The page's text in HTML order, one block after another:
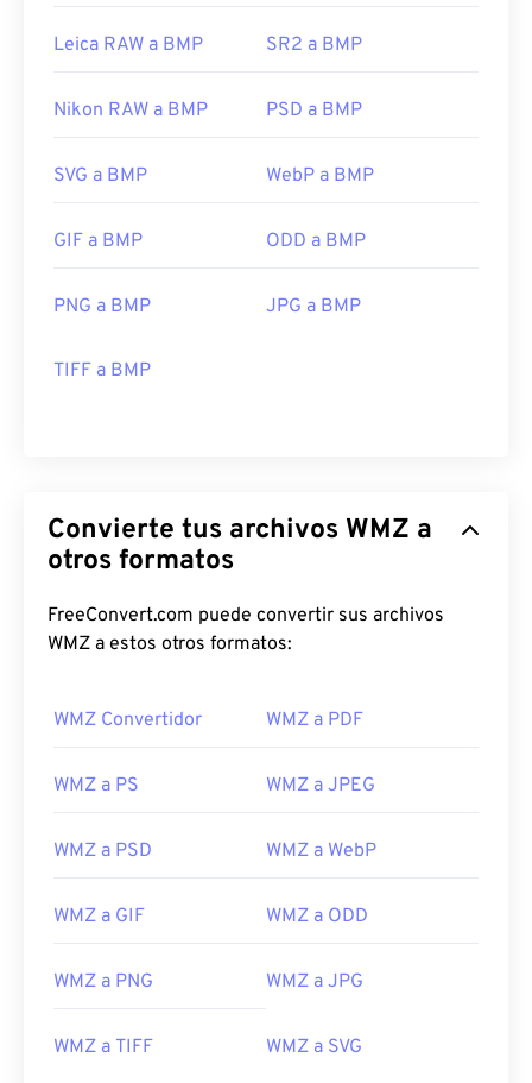
Leica RAW a BMP SR2 a BMP
Nikon RAW a BMP PSD a BMP
SVG a BMP WebP a BMP
GIF a BMP ODD a BMP
PNG a BMP JPG a BMP
TIFF a BMP
Convierte tus archivos WMZ a
otros formatos
FreeConvert.com puede convertir sus archivos
WMZ a estos otros formatos:
WMZ Convertidor WMZ a PDF
WMZ a PS WMZ a JPEG
WMZ a PSD WMZ a WebP
WMZ a GIF WMZ a ODD
WMZ a PNG WMZ a JPG
WMZ a TIFF WMZ a SVG